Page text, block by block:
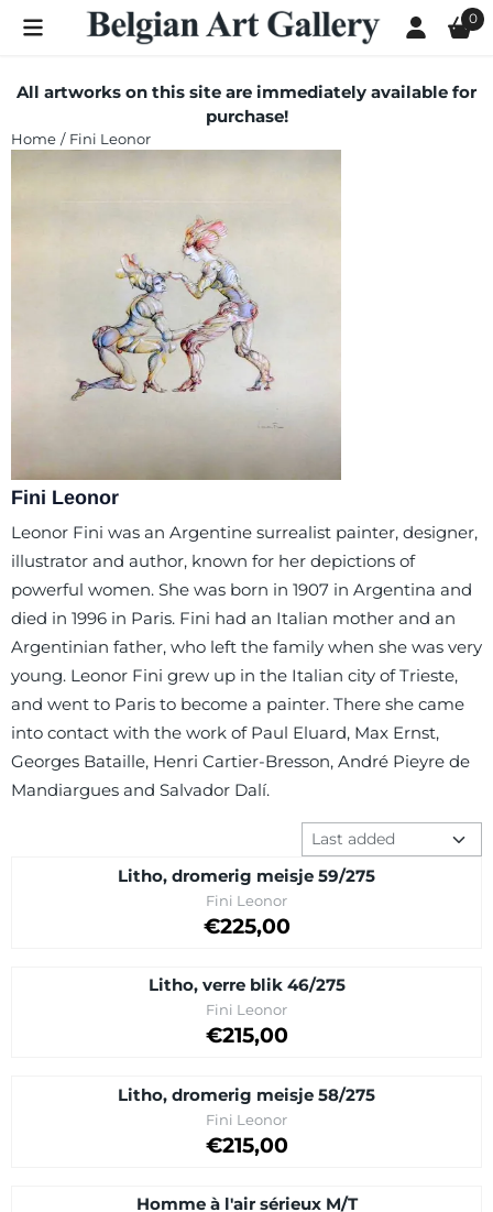
Cookie preferences are currently closed. 0
All artworks on this site are immediately available for
purchase!
Home / Fini Leonor
Fini Leonor
Leonor Fini was an Argentine surrealist painter, designer,
illustrator and author, known for her depictions of
powerful women. She was born in 1907 in Argentina and
died in 1996 in Paris. Fini had an Italian mother and an
Argentinian father, who left the family when she was very
young. Leonor Fini grew up in the Italian city of Trieste,
and went to Paris to become a painter. There she came
into contact with the work of Paul Eluard, Max Ernst,
Georges Bataille, Henri Cartier-Bresson, André Pieyre de
Mandiargues and Salvador Dalí.
Sort method
Litho, dromerig meisje 59/275
Brand:
Fini Leonor
Price on request
€225,00
Litho, verre blik 46/275
Brand:
Fini Leonor
Price: 215,00
€215,00
Litho, dromerig meisje 58/275
Brand:
Fini Leonor
Price: 215,00
€215,00
Homme à l'air sérieux M/T